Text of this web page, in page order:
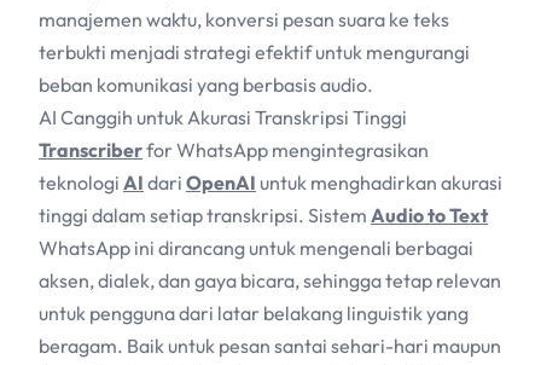
manajemen waktu, konversi pesan suara ke teks
terbukti menjadi strategi efektif untuk mengurangi
beban komunikasi yang berbasis audio.
AI Canggih untuk Akurasi Transkripsi Tinggi
Transcriberfor WhatsApp mengintegrasikan
teknologi AI dari OpenAI untuk menghadirkan akurasi
tinggi dalam setiap transkripsi. Sistem Audio to Text
WhatsApp ini dirancang untuk mengenali berbagai
aksen, dialek, dan gaya bicara, sehingga tetap relevan
untuk pengguna dari latar belakang linguistik yang
beragam. Baik untuk pesan santai sehari-hari maupun